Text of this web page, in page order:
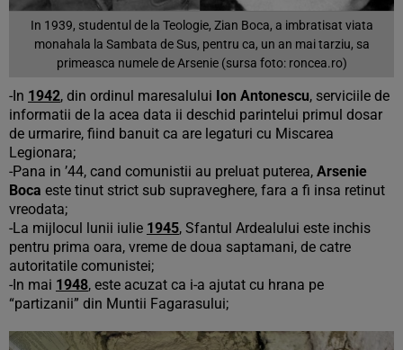
In 1939, studentul de la Teologie, Zian Boca, a imbratisat viata
monahala la Sambata de Sus, pentru ca, un an mai tarziu, sa
primeasca numele de Arsenie (sursa foto: roncea.ro)
-In 1942, din ordinul maresalului Ion Antonescu, serviciile de
informatii de la acea data ii deschid parintelui primul dosar
de urmarire, fiind banuit ca are legaturi cu Miscarea
Legionara;
-Pana in ’44, cand comunistii au preluat puterea, Arsenie
Boca este tinut strict sub supraveghere, fara a fi insa retinut
vreodata;
-La mijlocul lunii iulie 1945, Sfantul Ardealului este inchis
pentru prima oara, vreme de doua saptamani, de catre
autoritatile comunistei;
-In mai 1948, este acuzat ca i-a ajutat cu hrana pe
“partizanii” din Muntii Fagarasului;